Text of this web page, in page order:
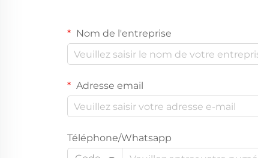
Nom de l'entreprise
Adresse email
Téléphone/Whatsapp